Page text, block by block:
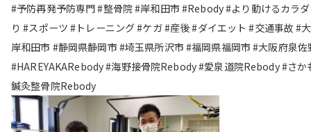
#予防再発予防専門 #整骨院 #岸和田市 #Rebody #より動けるカラ
り #スポーツ #トレーニング #ケガ #産後 #ダイエット #交通事故 #
岸和田市 #静岡県静岡市 #埼玉県所沢市 #福岡県福岡市 #大阪府泉佐
#HAREYAKARebody #海野接骨院Rebody #愛泉道院Rebody #さか
鍼灸整骨院Rebody